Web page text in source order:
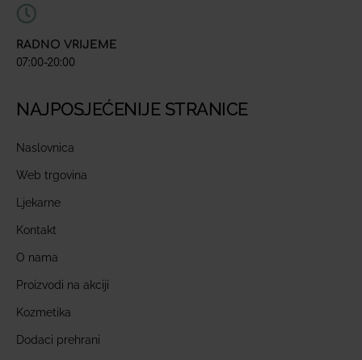
RADNO VRIJEME
07:00-20:00
NAJPOSJEĆENIJE STRANICE
Naslovnica
Web trgovina
Ljekarne
Kontakt
O nama
Proizvodi na akciji
Kozmetika
Dodaci prehrani